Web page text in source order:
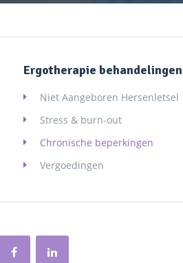
Ergotherapie behandelingen
Niet Aangeboren Hersenletsel
Stress & burn-out
Chronische beperkingen
Vergoedingen